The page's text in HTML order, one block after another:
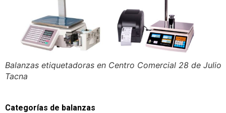
Balanzas etiquetadoras en Centro Comercial 28 de Julio
Tacna
Categorías de balanzas